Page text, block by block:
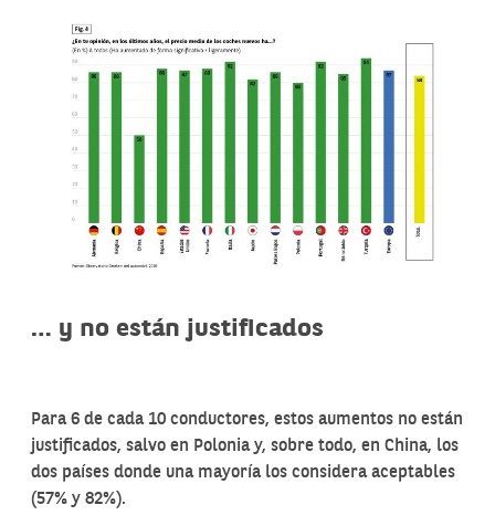
… y no están justificados
Para 6 de cada 10 conductores, estos aumentos no están
justificados, salvo en Polonia y, sobre todo, en China, los
dos países donde una mayoría los considera aceptables
(57% y 82%).